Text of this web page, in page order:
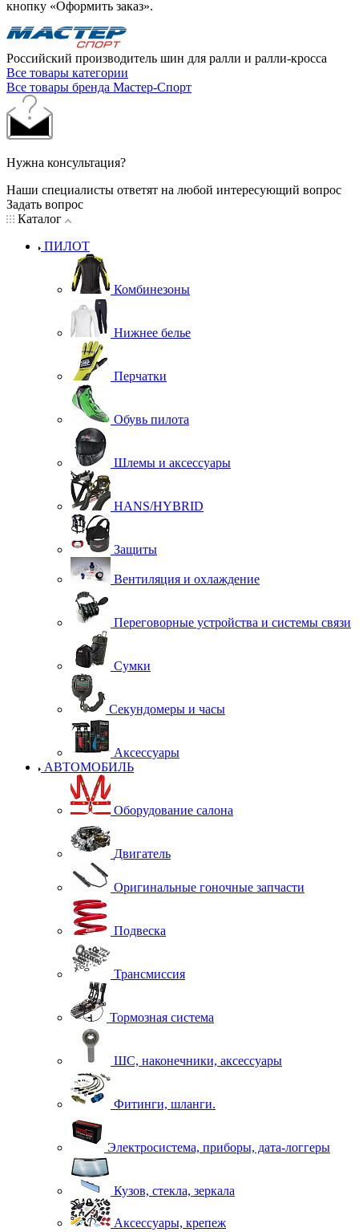
кнопку «Оформить заказ».
Российский производитель шин для ралли и ралли-кросса
Все товары категории
Все товары бренда Мастер-Спорт
Нужна консультация?
Наши специалисты ответят на любой интересующий вопрос
Задать вопрос
Каталог
ПИЛОТ
Комбинезоны
Нижнее белье
Перчатки
Обувь пилота
Шлемы и аксессуары
HANS/HYBRID
Защиты
Вентиляция и охлаждение
Переговорные устройства и системы связи
Сумки
Секундомеры и часы
Аксессуары
АВТОМОБИЛЬ
Оборудование салона
Двигатель
Оригинальные гоночные запчасти
Подвеска
Трансмиссия
Тормозная система
ШС, наконечники, аксессуары
Фитинги, шланги.
Электросистема, приборы, дата-логгеры
Кузов, стекла, зеркала
Аксессуары, крепеж